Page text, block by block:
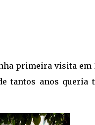
primeira visita em
tantos anos queria